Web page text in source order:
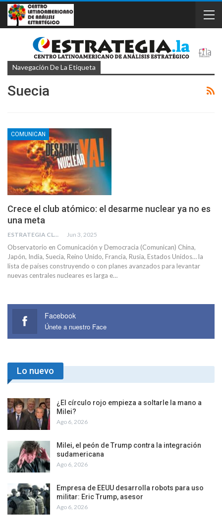
Navegación De La Etiqueta
Suecia
COMUNICAN
Crece el club atómico: el desarme nuclear ya no es
una meta
ESTRATEGIA CLAE Jun 3, 2025
Observatorio en Comunicación y Democracia (Comunican) China,
Japón, India, Suecia, Reino Unido, Francia, Rusia, Estados Unidos… la
lista de países construyendo o con planes avanzados para levantar
nuevas centrales nucleares es larga e…
Facebook
Únete a nuestro Face
Lo nuevo
¿El círculo rojo empieza a soltarle la mano a
Milei?
Ago 6, 2026
Milei, el peón de Trump contra la integración
sudamericana
Ago 6, 2026
Empresa de EEUU desarrolla robots para uso
militar: Eric Trump, asesor
Ago 6, 2026